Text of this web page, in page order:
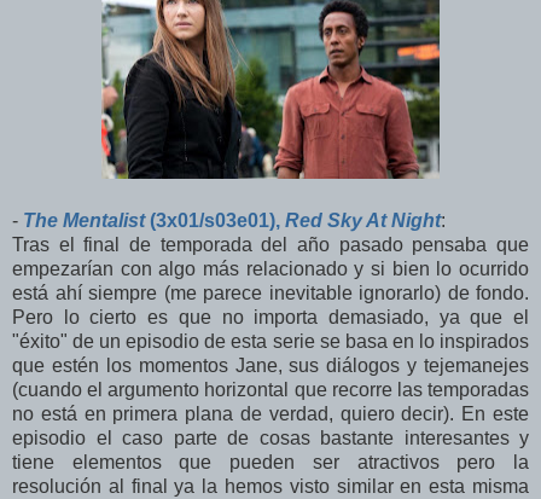
- The Mentalist(3x01/s03e01), Red Sky At Night:
Tras el final de temporada del año pasado pensaba que
empezarían con algo más relacionado y si bien lo ocurrido
está ahí siempre (me parece inevitable ignorarlo) de fondo.
Pero lo cierto es que no importa demasiado, ya que el
"éxito" de un episodio de esta serie se basa en lo inspirados
que estén los momentos Jane, sus diálogos y tejemanejes
(cuando el argumento horizontal que recorre las temporadas
no está en primera plana de verdad, quiero decir). En este
episodio el caso parte de cosas bastante interesantes y
tiene elementos que pueden ser atractivos pero la
resolución al final ya la hemos visto similar en esta misma